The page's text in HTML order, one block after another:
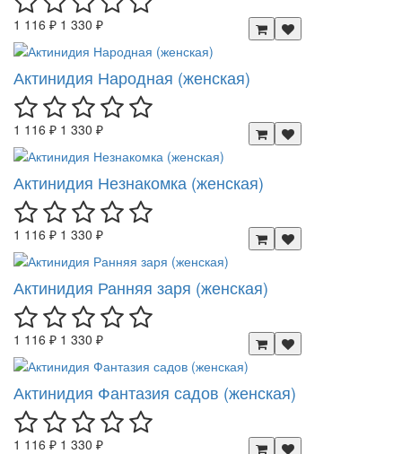
1 116 ₽ 1 330 ₽
Актинидия Народная (женская)
1 116 ₽ 1 330 ₽
Актинидия Незнакомка (женская)
1 116 ₽ 1 330 ₽
Актинидия Ранняя заря (женская)
1 116 ₽ 1 330 ₽
Актинидия Фантазия садов (женская)
1 116 ₽ 1 330 ₽